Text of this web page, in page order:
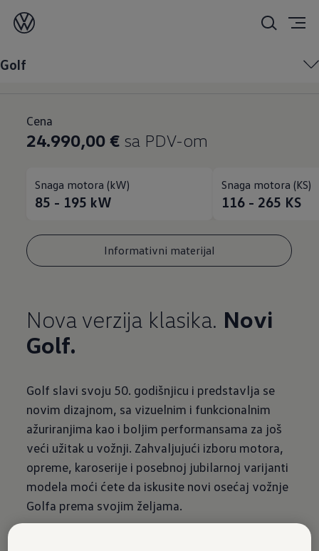
Golf
Cena
24.990,00 € sa PDV-om
Snaga motora (kW)
85 - 195 kW
Snaga motora (KS)
116 - 265 KS
Informativni materijal
Nova verzija klasika. Novi
Golf.
Golf slavi svoju 50. godišnjicu i predstavlja se
novim dizajnom, sa vizuelnim i funkcionalnim
ažuriranjima kao i boljim performansama za još
veći užitak u vožnji. Zahvaljujući izboru motora,
opreme, karoserije i posebnoj jubilarnoj varijanti
modela moći ćete da iskusite novi osećaj vožnje
Golfa prema svojim željama.